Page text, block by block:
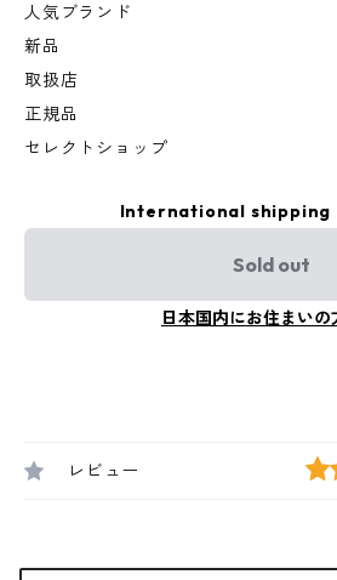
人気ブランド
新品
取扱店
正規品
セレクトショップ
International shipping
Sold out
日本国内にお住まいの
レビュー